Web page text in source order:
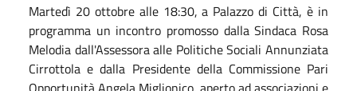
Martedì 20 ottobre alle 18:30, a Palazzo di Città, è in
programma un incontro promosso dalla Sindaca Rosa
Melodia dall'Assessora alle Politiche Sociali Annunziata
Cirrottola e dalla Presidente della Commissione Pari